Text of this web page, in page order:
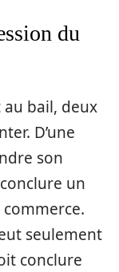
du
au bail, deux
D’une
son
un
seulement
conclure